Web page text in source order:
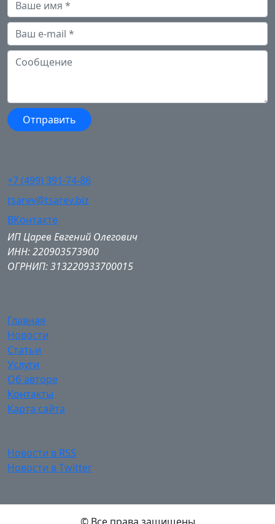
+7 (499) 391-74-86
tsarev@tsarev.biz
ВКонтакте
ИП Царев Евгений Олегович
ИНН: 220903573900
ОГРНИП: 313220933700015
Главная
Новости
Статьи
Услуги
Об авторе
Контакты
Карта сайта
Новости в RSS
Новости в Twitter